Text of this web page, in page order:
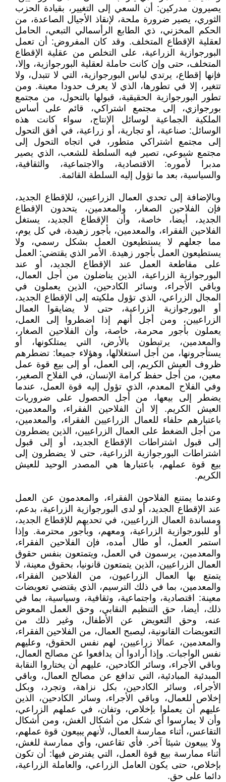
يصيرون مدركين: أن السعي إلى التغيير، بقيادة الحزب
الثوري، يصير ضرورة ملحة، لإنقاذ الأجيال الصاعدة، من
الحكم المخزني، ذي الطابع الرأسمالي التبعي، الحامل
لعقلية الإقطاع المتخلف. وقد كان المفروض: أن تعمل
البورجوازية الزراعية، على التخلص من عقلية الإقطاع
المتخلف، حتى وإن كانت حاملة لعقلية البورجوازية، وإلا،
فإنها إقطاع، يرتدي لباس البورجوازية، التي لا تتبدل، ولا
تتغير، إلا في تطورها، الذي لا يعرف حدودا معينة. ومن
تطور البورجوازية الحقيقية، قبولها بالتحول، من مجتمع
بورجوازي، إلى مجتمع اشتراكي، قائم على أساس
الملكية الجماعية لوسائل الإنتاج، سواء كانت هذه
الوسائل: صناعية، أو تجارية، أو زراعية، في أفق التحول
إلى مجتمع اشتراكي متطور، في اتجاه التحول إلى
مجتمع شيوعي، تصير فيه السلطة للشعب، الذي يصير
مدبرا لأموره: الاقتصادية، والاجتماعية، والثقافية،
والسياسية، بعد ما تؤول إليه السلطة القائمة.
وبالإضافة إلى تحدي العمال الزراعيين، للإقطاع الجديد،
فإن الفلاحين الصغار، والمعدمين، يتحدون الإقطاع
الجديد، أيضا، خاصة، وأن الإقطاع الجديد، يستغل
الفلاحين الفقراء، والمعدمين، بأجور زهيدة، في كل يوم،
مما جعلهم لا يستطيعون العمل بشكل رسمي، ولا
يستطيعون العمل بأجور زهيدة. الأمر الذي يقتضي: العمل
على مقاطعة العمل عند الإقطاع الجديد، أو عند
البورجوازية الزراعية، الذين يناضلون من أجل العمال،
وباقي الأجراء، وسائر الكادحين، الذين يعملون في
المجال الزراعي، الذي تؤول ملكيته إلى الإقطاع الجديد،
أو البورجوازية الزراعية، حتى لا يضايقوا العمال
الزراعيين، ومن أجل أنهم إذا اضطروا إلى العمل،
يعملون بأجور محرمة، خاصة، وأن الفلاحين الصغار،
والمعدمين، يرتبطون بالأرض، التي يمتلكونها، أو
يستأجرونها، من أجل استغلالها، وهؤلاء جميعا: تضطرهم
ظروف العيش الكريم، إلى العمل، أو إلى بيع قوة عمل
معين، من أجل حفظ كرامة الإنسان، في الفلاح الصغير،
وفي الفلاح المعدم، الذي تؤول إليه قوة العمل، عندما
يضطر إلى بيعها، من أجل الحصول على ضروريات
العيش الكريم. إلا أن الفلاحين الفقراء، والمعدمين،
باعتبارهم حلفاء للعمال الزراعيين الفقراء، والمعدمين،
من أجل الضغط على العمال الزراعيين، الذين يضطرون
إلى قبول اشتراطات الإقطاع الجديد، أو إلى قبول
اشتراطات البورجوازية الزراعية، حتى لا يضطرون إلى
بيع قوة عملهم، باعتبارها هي المصدر الوحيد للعيش
الكريم.
وعندما يمتنع الفلاحون الفقراء، والمعدمون عن العمل
عند الإقطاع الجديد، أو لدى البورجوازية الزراعية، بدعم،
ومساندة العمال الزراعيين، في تحديهم للإقطاع الجديد،
أو للبورجوازية الزراعية، ومعهم، وبأجور محترمة. وإذا
استمر العمل، أو طال أمده، فإن الفلاحين الفقراء،
والمعدمين، يرسمون في العمل، ويتمتعون بنفس حقوق
العمال الزراعيين، الذين يتمتعون قانونيا، بحقوق معينة، لا
يتمتع بها العمال الزراعيون، من الفلاحين الفقراء،
والمعدمين، بما في ذلك الترسيم، الذي يقتضي تعويضات
معينة: اقتصادية، واجتماعية، وثقافية، وسياسية، بما في
ذلك، أيضا، حق التنظيم النقابي، وحق العمل المعوض
عنه، وحق التعويض عن الأطفال، وغير ذلك من
التعويضات القانونية، ليصبح العمال، من الفلاحين الفقراء،
والمعدمين، عمالا زراعيين، لهم نفس الحقوق، وعليهم
نفس الواجبات. وإذا أرادوا أن يدافعوا عن مصالح العمال،
وباقي الأجراء، وسائر الكادحين، عليهم أن يختاروا النقابة
المبدئية المبادئية، التي تدافع عن مصالح العمال، وباقي
الأجراء، وسائر الكادحين، بكل نزاهة، وتجرد، وبكل
إخلاص للعمال، وباقي الأجراء، وسائر الكادحين، الذين
عليهم أن يعملوا بإخلاص، وتفان، في عملهم الزراعي،
وأن لا يمارسوا أي شكل من أشكال الغش، ومن أشكال
التقاعس، أثناء ممارسة العمال، لأنهم يبيعون قوة عملهم،
ولا يبيعون شيئا آخر. فأي تقاعس، وأي ممارسة للغش،
أثناء ممارسة بيع قوة العمل، التي يفترض فيها: أن تكون
بإخلاص، حتى يكون العامل الزراعي، والعاملة الزراعية،
دائما على حق.